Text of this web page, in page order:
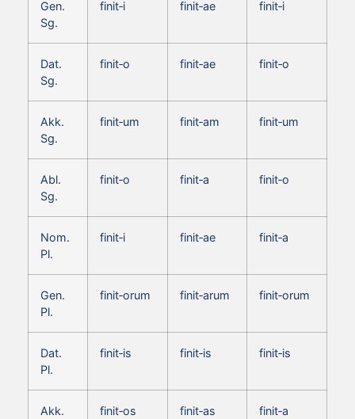
Gen.
Sg.
finit‑i finit‑ae finit‑i
Dat.
Sg.
finit‑o finit‑ae finit‑o
Akk.
Sg.
finit‑um finit‑am finit‑um
Abl.
Sg.
finit‑o finit‑a finit‑o
Nom.
Pl.
finit‑i finit‑ae finit‑a
Gen.
Pl.
finit‑orum finit‑arum finit‑orum
Dat.
Pl.
finit‑is finit‑is finit‑is
Akk.
finit‑os finit‑as finit‑a